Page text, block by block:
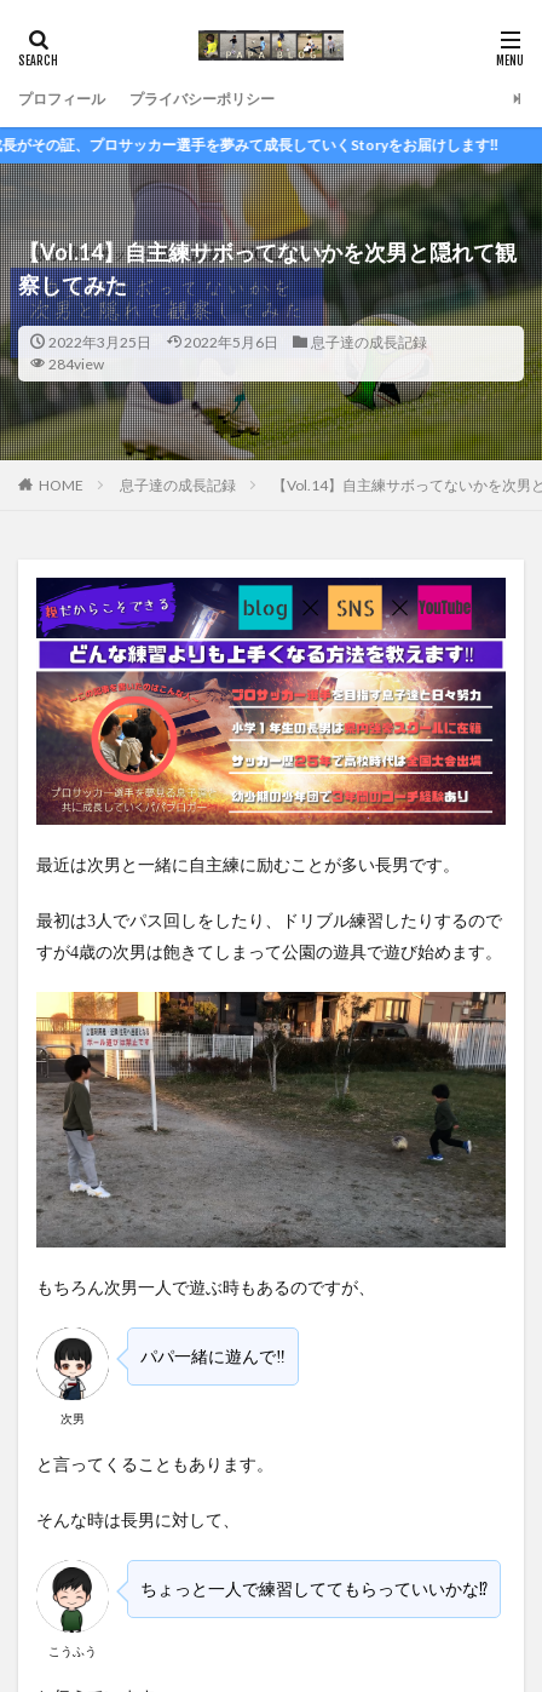
プロフィール プライバシーポリシー
を夢みて成長していくStoryをお届けします‼
【Vol.14】自主練サボってないかを次男と隠れて観
察してみた
2022年3月25日 2022年5月6日
息子達の成長記録
284view
HOME 息子達の成長記録 【Vol.14】自主練サボってないかを次男
最近は次男と一緒に自主練に励むことが多い長男です。
最初は3人でパス回しをしたり、ドリブル練習したりするので
すが4歳の次男は飽きてしまって公園の遊具で遊び始めます。
もちろん次男一人で遊ぶ時もあるのですが、
次男
パパ一緒に遊んで‼
と言ってくることもあります。
そんな時は長男に対して、
こうふう
ちょっと一人で練習しててもらっていいかな⁉